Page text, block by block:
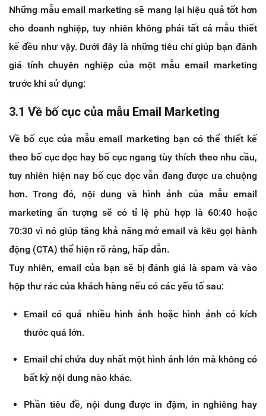
Những mẫu email marketing sẽ mang lại hiệu quả tốt hơn
cho doanh nghiệp, tuy nhiên không phải tất cả mẫu thiết
kế đều như vậy. Dưới đây là những tiêu chí giúp bạn đánh
giá tính chuyên nghiệp của một mẫu email marketing
trước khi sử dụng:
3.1 Về bố cục của mẫu Email Marketing
Về bố cục của mẫu email marketing bạn có thể thiết kế
theo bố cục dọc hay bố cục ngang tùy thích theo nhu cầu,
tuy nhiên hiện nay bố cục dọc vẫn đang được ưa chuộng
hơn. Trong đó, nội dung và hình ảnh của mẫu email
marketing ấn tượng sẽ có tỉ lệ phù hợp là 60:40 hoặc
70:30 vì nó giúp tăng khả năng mở email và kêu gọi hành
động (CTA) thể hiện rõ ràng, hấp dẫn.
Tuy nhiên, email của bạn sẽ bị đánh giá là spam và vào
hộp thư rác của khách hàng nếu có các yếu tố sau:
Email có quá nhiều hình ảnh hoặc hình ảnh có kích
thước quá lớn.
Email chỉ chứa duy nhất một hình ảnh lớn mà không có
bất kỳ nội dung nào khác.
Phần tiêu đề, nội dung được in đậm, in nghiêng hay